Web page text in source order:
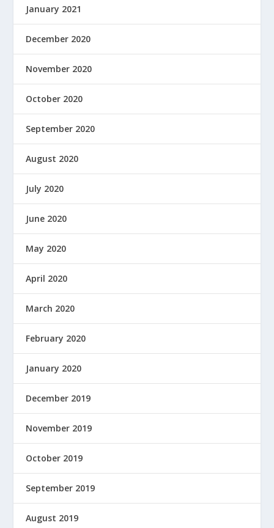
January 2021
December 2020
November 2020
October 2020
September 2020
August 2020
July 2020
June 2020
May 2020
April 2020
March 2020
February 2020
January 2020
December 2019
November 2019
October 2019
September 2019
August 2019